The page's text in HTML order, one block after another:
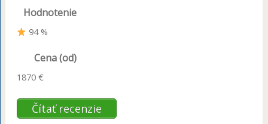
Hodnotenie
94 %
Cena (od)
1870 €
Čítať recenzie